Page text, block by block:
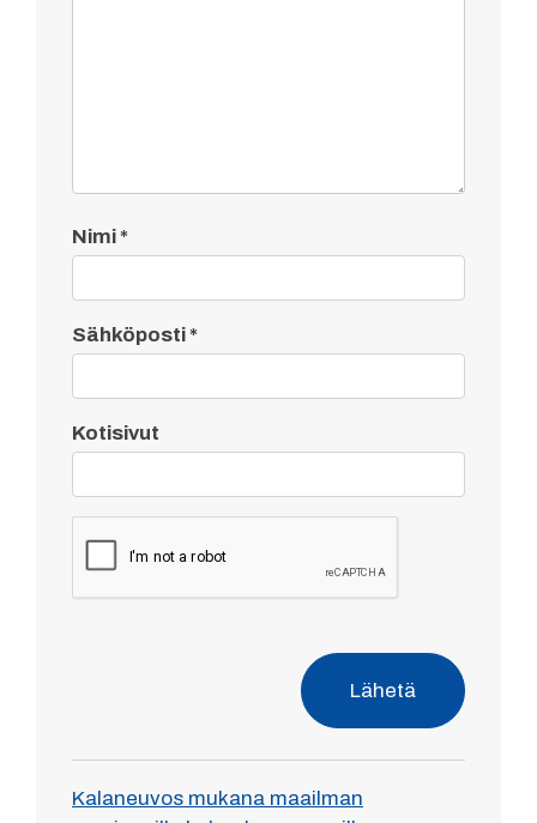
Nimi*
Sähköposti*
Kotisivut
Lähetä
Kalaneuvos mukana maailman